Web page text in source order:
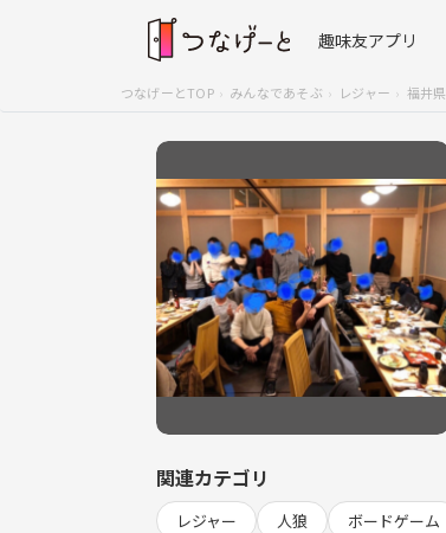
趣味友アプリ
つなげーとTOP みんなであそぶ レジャー 福井県
関連カテゴリ
レジャー 人狼 ボードゲーム